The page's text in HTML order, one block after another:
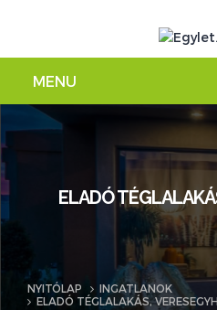
ELADÓ
NYITÓLAP
INGATLANOK
ELADÓ TÉGLALAKÁS,